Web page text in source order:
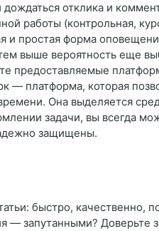
дождаться отклика и
работы (контрольная,
и простая форма
выше вероятность еще
предоставляемые
— платформа, которая
Она выделяется
задачи, вы всегда
защищены.
быстро,
— запутанными? Доверьте